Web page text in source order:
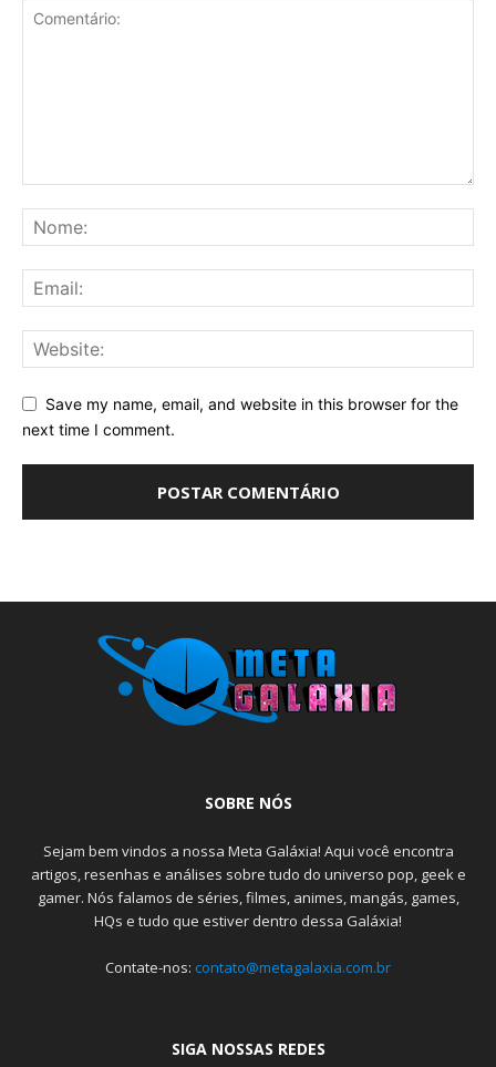
Save my name, email, and website in this browser for the
next time I comment.
SOBRE NÓS
Sejam bem vindos a nossa Meta Galáxia! Aqui você encontra
artigos, resenhas e análises sobre tudo do universo pop, geek e
gamer. Nós falamos de séries, filmes, animes, mangás, games,
HQs e tudo que estiver dentro dessa Galáxia!
Contate-nos: contato@metagalaxia.com.br
SIGA NOSSAS REDES